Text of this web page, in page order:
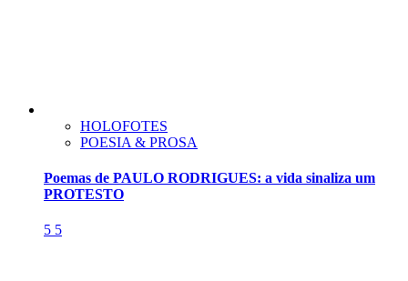
HOLOFOTES
POESIA & PROSA
Poemas de PAULO RODRIGUES: a vida sinaliza um
PROTESTO
5 5